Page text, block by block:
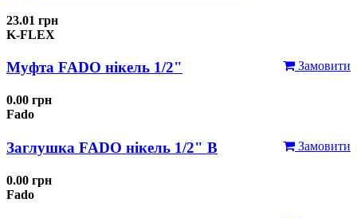
23.01 грн
K-FLEX
Замовити
Муфта FADO нікель 1/2"
0.00 грн
Fado
Замовити
Заглушка FADO нікель 1/2" В
0.00 грн
Fado